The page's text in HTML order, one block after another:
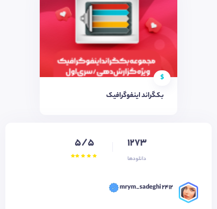
$
بکگراند اینفوگرافیک
1273
دانلودها
5/5
mrym_sadeghi 2412